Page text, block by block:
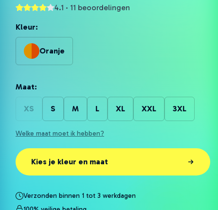
4.1 · 11 beoordelingen
Kleur:
Oranje
Maat:
XS S M L XL XXL 3XL
Welke maat moet ik hebben?
Kies je kleur en maat
Verzonden binnen 1 tot 3 werkdagen